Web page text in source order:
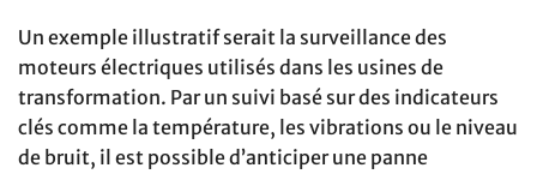
Un exemple illustratif serait la surveillance des
moteurs électriques utilisés dans les usines de
transformation. Par un suivi basé sur des indicateurs
clés comme la température, les vibrations ou le niveau
de bruit, il est possible d’anticiper une panne